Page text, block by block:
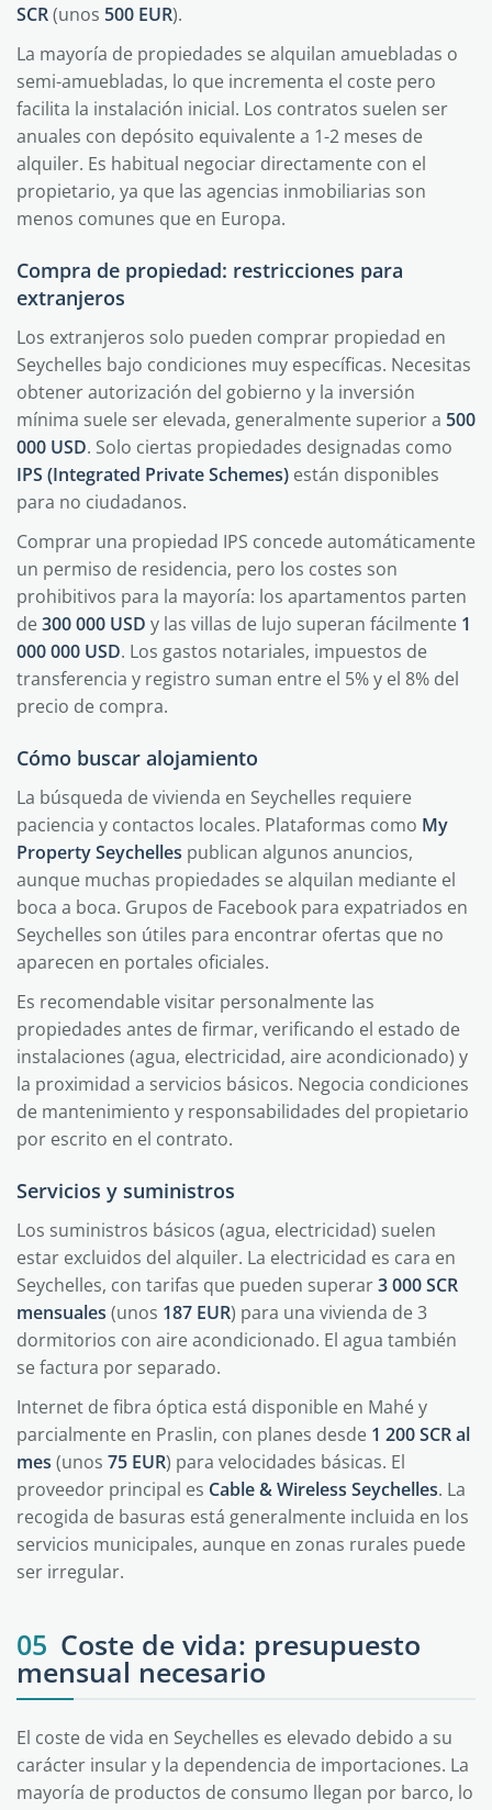
SCR(unos 500 EUR).
La mayoría de propiedades se alquilan amuebladas o
semi-amuebladas, lo que incrementa el coste pero
facilita la instalación inicial. Los contratos suelen ser
anuales con depósito equivalente a 1-2 meses de
alquiler. Es habitual negociar directamente con el
propietario, ya que las agencias inmobiliarias son
menos comunes que en Europa.
Compra de propiedad: restricciones para
extranjeros
Los extranjeros solo pueden comprar propiedad en
Seychelles bajo condiciones muy específicas. Necesitas
obtener autorización del gobierno y la inversión
mínima suele ser elevada, generalmente superior a 500
000 USD. Solo ciertas propiedades designadas como
IPS (Integrated Private Schemes) están disponibles
para no ciudadanos.
Comprar una propiedad IPS concede automáticamente
un permiso de residencia, pero los costes son
prohibitivos para la mayoría: los apartamentos parten
de300 000 USD y las villas de lujo superan fácilmente 1
000 000 USD. Los gastos notariales, impuestos de
transferencia y registro suman entre el 5% y el 8% del
precio de compra.
Cómo buscar alojamiento
La búsqueda de vivienda en Seychelles requiere
paciencia y contactos locales. Plataformas como My
Property Seychelles publican algunos anuncios,
aunque muchas propiedades se alquilan mediante el
boca a boca. Grupos de Facebook para expatriados en
Seychelles son útiles para encontrar ofertas que no
aparecen en portales oficiales.
Es recomendable visitar personalmente las
propiedades antes de firmar, verificando el estado de
instalaciones (agua, electricidad, aire acondicionado) y
la proximidad a servicios básicos. Negocia condiciones
de mantenimiento y responsabilidades del propietario
por escrito en el contrato.
Servicios y suministros
Los suministros básicos (agua, electricidad) suelen
estar excluidos del alquiler. La electricidad es cara en
Seychelles, con tarifas que pueden superar3 000 SCR
mensuales (unos 187 EUR) para una vivienda de 3
dormitorios con aire acondicionado. El agua también
se factura por separado.
Internet de fibra óptica está disponible en Mahé y
parcialmente en Praslin, con planes desde 1 200 SCR al
mes (unos 75 EUR) para velocidades básicas. El
proveedor principal es Cable & Wireless Seychelles. La
recogida de basuras está generalmente incluida en los
servicios municipales, aunque en zonas rurales puede
ser irregular.
05 Coste de vida: presupuesto
mensual necesario
El coste de vida en Seychelles es elevado debido a su
carácter insular y la dependencia de importaciones. La
mayoría de productos de consumo llegan por barco, lo